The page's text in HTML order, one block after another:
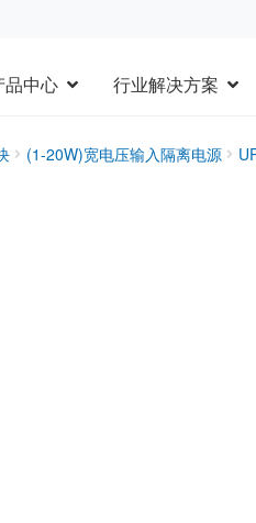
品中心 行业解决方案
(1-20W)宽电压输入隔离电源